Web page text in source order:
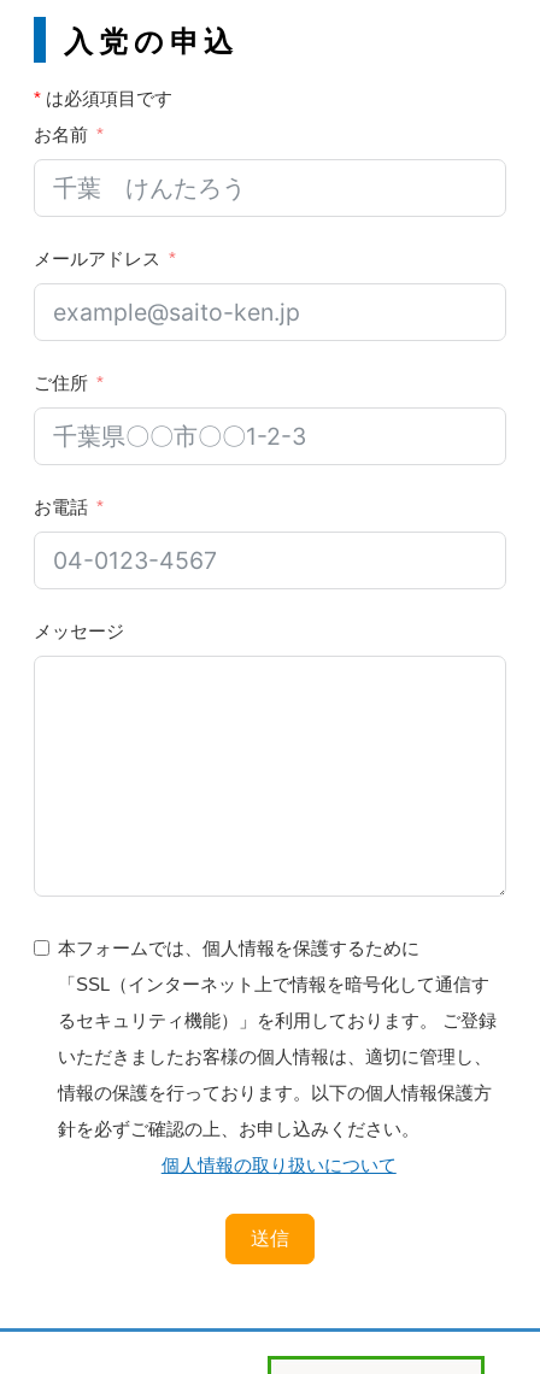
入党の申込
* は必須項目です
お名前
メールアドレス
ご住所
お電話
メッセージ
本フォームでは、個人情報を保護するために
「SSL（インターネット上で情報を暗号化して通信す
るセキュリティ機能）」を利用しております。 ご登録
いただきましたお客様の個人情報は、適切に管理し、
情報の保護を行っております。以下の個人情報保護方
針を必ずご確認の上、お申し込みください。
個人情報の取り扱いについて
送信